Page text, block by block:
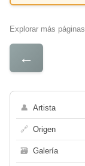
Explorar más
←
👤 Artista
🔗 Origen
🗃 Galería